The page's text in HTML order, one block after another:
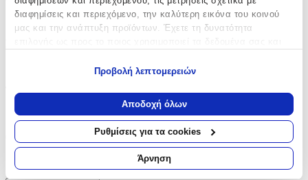
διαφημίσεις και περιεχόμενο, την καλύτερη εικόνα του κοινού
μας και την ανάπτυξη προϊόντων. Έχετε τη δυνατότητα
Να συλλέξουμε πληροφορίες σχετικά με τη γεωγραφική
σας τοποθεσία, οι οποίες μπορεί να είναι ακριβείς σε
απόσταση μερικών μέτρων
Να αναγνωρίσουμε τη συσκευή σας σαρώνοντας ενεργά
για συγκεκριμένα χαρακτηριστικά (δακτυλικό αποτύπωμα)
Μάθετε περισσότερα σχετικά με τον τρόπο επεξεργασίας των
Προβολή λεπτομερειών
Αποδοχή όλων
Ρυθμίσεις για τα cookies
Άρνηση
Όχι
Τύπος:
Κρίκοι
Clip